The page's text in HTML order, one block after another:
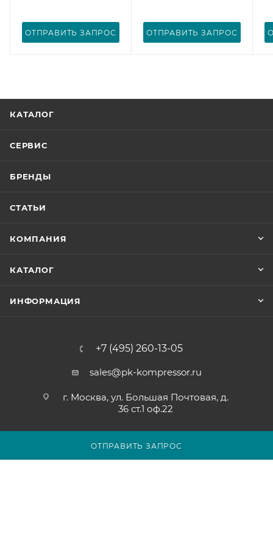
ОТПРАВИТЬ ЗАПРОС
ОТПРАВИТЬ ЗАПРОС ОТПРАВИТЬ ЗАПРОС
КАТАЛОГ
СЕРВИС
БРЕНДЫ
СТАТЬИ
КОМПАНИЯ
КАТАЛОГ
ИНФОРМАЦИЯ
+7 (495) 260-13-05
sales@pk-kompressor.ru
г. Москва, ул. Большая Почтовая, д.
36 ст.1 оф.22